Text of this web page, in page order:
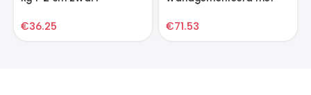
€36.25
€71.53